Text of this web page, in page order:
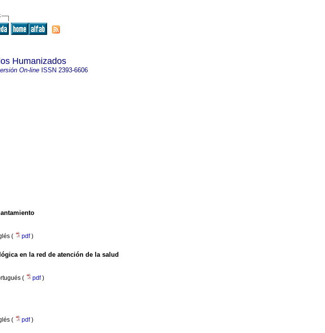
Humanizados
On-lineISSN 2393-6606
( pdf)
en la red de atención de la salud
( pdf)
( pdf)